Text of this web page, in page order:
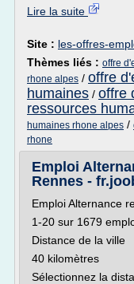
Lire la suite
Site : les-offres-
Thèmes liés : offre
rhone alpes / offre
humaines / offre
ressources
humaines rhone alpes /
rhone
Emploi
Rennes -
Emploi Alternance
1-20 sur 1679
Distance de la ville
40 kilomètres
Sélectionnez la